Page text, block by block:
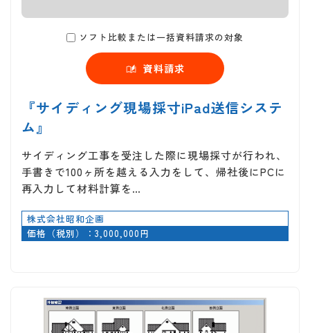
ソフト比較または一括資料請求の対象
資料請求
『サイディング現場採寸iPad送信システ
ム』
サイディング工事を受注した際に現場採寸が行われ、
手書きで100ヶ所を越える入力をして、帰社後にPCに
再入力して材料計算を…
株式会社昭和企画
価格（税別）：3,000,000円